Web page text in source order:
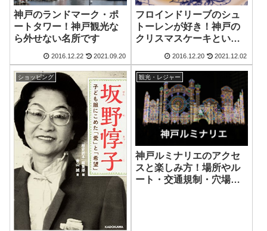
神戸のランドマーク・ポ
ートタワー！神戸観光な
ら外せない名所です
2016.12.22 2021.09.20
フロインドリーブのシュ
トーレンが好き！神戸の
クリスマスケーキといえ
2016.12.20 2021.12.02
ショッピング 観光・レジャー
神戸ルミナリエのアクセ
スと楽しみ方！場所やル
ート・交通規制・穴場ス